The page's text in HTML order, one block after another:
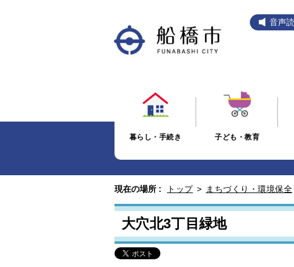
音声
暮らし・手続き 子ども・教育
現在の場所 : トップ > まちづくり・環境保全
大穴北3丁目緑地